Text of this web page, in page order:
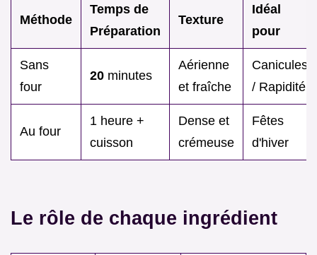
Méthode
Temps de
Préparation
Texture
Idéal
pour
Sans
four
20 minutes
Aérienne
et fraîche
Canicules
/ Rapidité
Au four
1 heure +
cuisson
Dense et
crémeuse
Fêtes
d'hiver
Le rôle de chaque ingrédient